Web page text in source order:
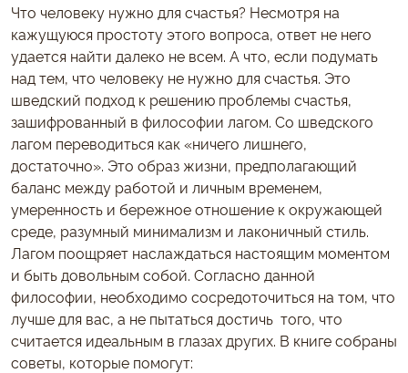
Что человеку нужно для счастья? Несмотря на
кажущуюся простоту этого вопроса, ответ не него
удается найти далеко не всем. А что, если подумать
над тем, что человеку не нужно для счастья. Это
шведский подход к решению проблемы счастья,
зашифрованный в философии лагом. Со шведского
лагом переводиться как «ничего лишнего,
достаточно». Это образ жизни, предполагающий
баланс между работой и личным временем,
умеренность и бережное отношение к окружающей
среде, разумный минимализм и лаконичный стиль.
Лагом поощряет наслаждаться настоящим моментом
и быть довольным собой. Согласно данной
философии, необходимо сосредоточиться на том, что
лучше для вас, а не пытаться достичь того, что
считается идеальным в глазах других. В книге собраны
советы, которые помогут: